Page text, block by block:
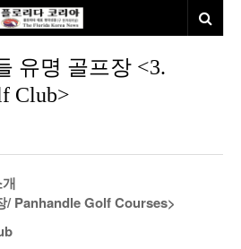
유명 골프장 <3.
Club>
/ Panhandle Golf Courses>